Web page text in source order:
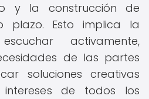
y la construcción de
plazo. Esto implica la
activamente,
de las partes
soluciones creativas
de todos los